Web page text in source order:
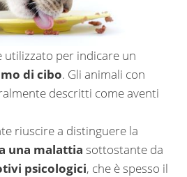
utilizzato per indicare un
di cibo. Gli animali con
descritti come aventi
riuscire a distinguere la
una malattia sottostante da
psicologici, che è spesso il